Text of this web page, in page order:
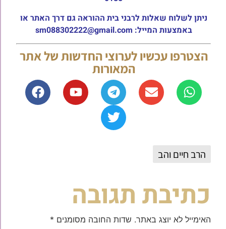
ניתן לשלוח שאלות לרבני בית ההוראה גם דרך האתר או
באמצעות המייל: sm088302222@gmail.com
הצטרפו עכשיו לערוצי החדשות של אתר
המאורות
הרב חיים והב
כתיבת תגובה
האימייל לא יוצג באתר. שדות החובה מסומנים *